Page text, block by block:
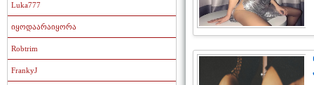
Luka777
იყოდაარაიყორა
Robtrim
FrankyJ